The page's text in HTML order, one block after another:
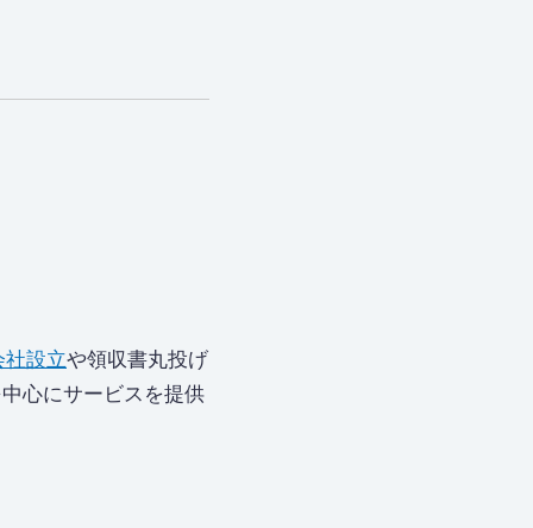
社設立や領収書丸投げ
心にサービスを提供